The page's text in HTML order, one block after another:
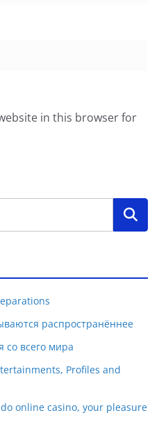
in this browser for
распространённее
всего мира
Profiles and
online casino, your pleasure